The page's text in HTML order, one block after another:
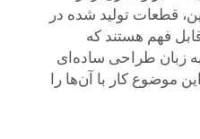
قطعات تولید شده در
فهم هستند که
زبان طراحی ساده‌ای
موضوع کار با آن‌ها را